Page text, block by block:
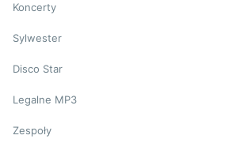
Koncerty
Sylwester
Disco Star
Legalne MP3
Zespoły